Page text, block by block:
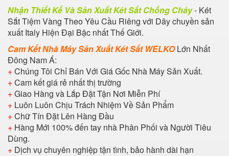
Nhận Thiết Kế Và Sản Xuất Két Sắt Chống Cháy- Két
Sắt Tiệm Vàng Theo Yêu Cầu Riêng với Dây chuyền sản
xuất Italy Hiện Đại Bậc nhất Thế Giới.
Cam Kết Nhà Máy Sản Xuất Két Sắt WELKOLớn Nhất
Đông Nam Á:
+Chúng Tôi Chỉ Bán Với Giá Gốc Nhà Máy Sản Xuất.
+Cam kết giá rẻ nhất thị trường
+Giao Hàng và Lắp Đặt Tận Nơi Miễn Phí
+ Luôn Luôn Chịu Trách Nhiệm Về Sản Phẩm
+Chữ Tín Đặt Lên Hàng Đầu
+ Hàng Mới 100% đến tay nhà Phân Phối và Người Tiêu
Dùng.
+ Dịch vụ chuyên nghiệp tận tình, bảo hành dài hạn